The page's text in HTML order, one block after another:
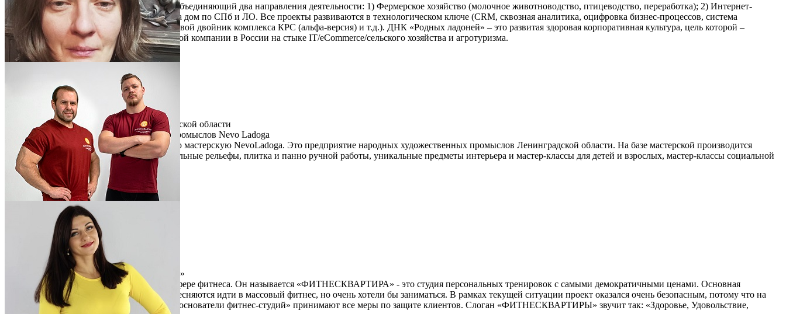
«Родные ладони» – это зонтичный бренд, объединяющий два направления деятельности: 1) Фермерское хозяйство (молочное животноводство, птицеводство, переработка); 2) Интернет-
магазин доставки фермерских продуктов на дом по СПб и ЛО. Все проекты развиваются в технологическом ключе (CRM, сквозная аналитика, оцифровка бизнес-процессов, система
распознавания лиц на производстве, цифровой двойник комплекса КРС (альфа-версия) и т.д.). ДНК «Родных ладоней» – это развитая здоровая корпоративная культура, цель которой –
создание первой масштабируемой бирюзовой компании в России на стыке IT/eCommerce/сельского хозяйства и агротуризма.
Читать описание
Перейти на сайт
Алиса Геннадьева
дер. Чернавино Волховский р-н Ленинградской области
Предприятие народных художественных промыслов Nevo Ladoga
Алиса представляет проект – керамическую мастерскую NevoLadoga. Это предприятие народных художественных промыслов Ленинградской области. На базе мастерской производится
авторская керамическая посуда, монументальные рельефы, плитка и панно ручной работы, уникальные предметы интерьера и мастер-классы для детей и взрослых, мастер-классы социальной
направленности.
Читать описание
Перейти на сайт
Антон Щукин и Евгений Горохов
г. Мурино Ленинградской области
Сеть фитнес-студий «ФИТНЕСКВАРТИРА»
Антон и Евгений представляют проект в сфере фитнеса. Он называется «ФИТНЕСКВАРТИРА» - это студия персональных тренировок с самыми демократичными ценами. Основная
категория клиентов – это люди, которые стесняются идти в массовый фитнес, но очень хотели бы заниматься. В рамках текущей ситуации проект оказался очень безопасным, потому что на
занятиях нет большого скопления людей, а основатели фитнес-студий» принимают все меры по защите клиентов. Слоган «ФИТНЕСКВАРТИРЫ» звучит так: «Здоровье, Удовольствие,